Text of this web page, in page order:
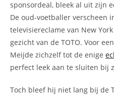
sponsordeal, bleek al uit zijn
De oud-voetballer verscheen
televisiereclame van New
gezicht van de TOTO. Voor
Meijde zichzelf tot de enige
perfect leek aan te sluiten bij
Toch bleef hij niet lang bij de